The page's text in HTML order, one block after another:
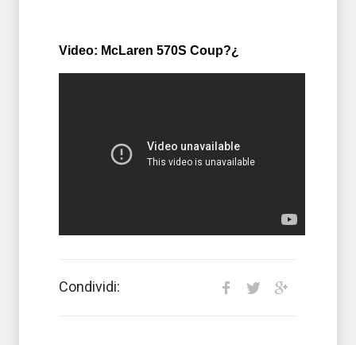
Video: McLaren 570S Coup?¿
Condividi: